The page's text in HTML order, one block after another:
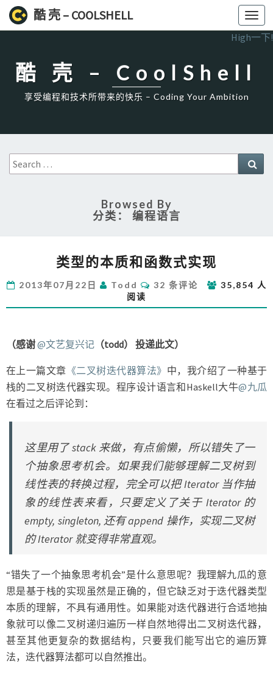
酷 壳 – COOLSHELL
High一下!
酷 壳 – CoolShell
享受编程和技术所带来的快乐 – Coding Your Ambition
Search
for:
Browsed By
分类： 编程语言
型
本
质
数
实
现
类型的本质和函数式实现
2013年07月22日 Todd
评
论
32 条评论
35,854 人
阅读
（感谢@文艺复兴记 （todd） 投递此文）
在上一篇文章 《二叉树迭代器算法》 中，我介绍了一种基于
栈的二叉树迭代器实现。程序设计语言和Haskell大牛@九瓜
在看过之后评论到：
这里用了 stack 来做，有点偷懒，所以错失了一
个抽象思考机会。如果我们能够理解二叉树到
线性表的转换过程，完全可以把 Iterator 当作抽
象的线性表来看，只要定义了关于 Iterator 的
empty, singleton, 还有 append 操作，实现二叉树
的 Iterator 就变得非常直观。
“错失了一个抽象思考机会”是什么意思呢？我理解九瓜的意
思是基于栈的实现虽然是正确的，但它缺乏对于迭代器类型
本质的理解，不具有通用性。如果能对迭代器进行合适地抽
象就可以像二叉树递归遍历一样自然地得出二叉树迭代器，
甚至其他更复杂的数据结构，只要我们能写出它的遍历算
法，迭代器算法都可以自然推出。